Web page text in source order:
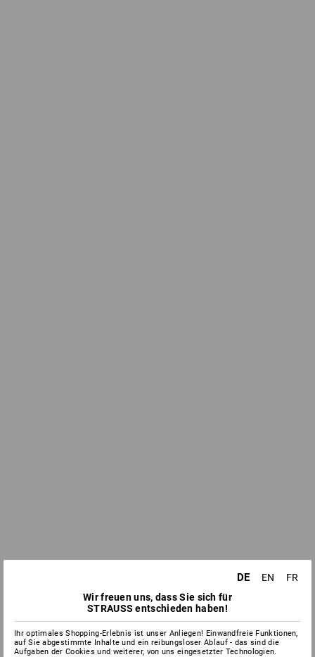
DE EN
FR
Wir freuen uns, dass Sie sich für
STRAUSS entschieden haben!
Ihr optimales Shopping-Erlebnis ist unser Anliegen! Einwandfreie Funktionen,
auf Sie abgestimmte Inhalte und ein reibungsloser Ablauf - das sind die
Aufgaben der Cookies und weiterer, von uns eingesetzter Technologien.